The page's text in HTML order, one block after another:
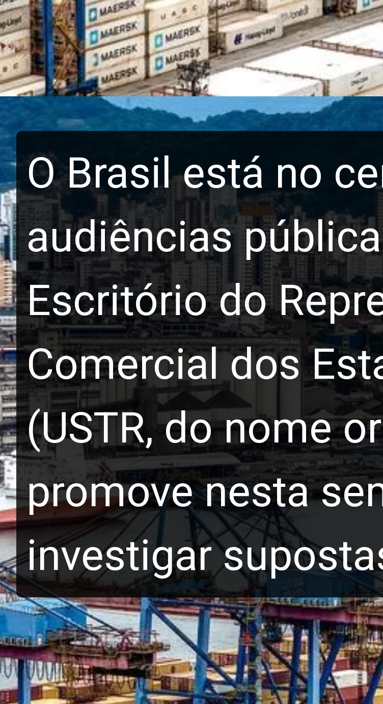
O Brasil está no
audiências
Escritório do
Comercial dos
(USTR, do nome
promove nesta
investigar